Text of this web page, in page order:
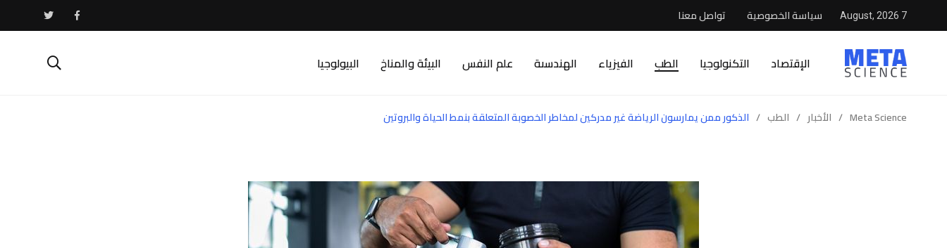
7 August, 2026 سياسة الخصوصية تواصل معنا
الإقتصاد التكنولوجيا الطب الفيزياء الهندسىة علم النفس البيئة والمناخ البيولوجيا
Meta Science
/ الأخبار / الطب / الذكور ممن يمارسون الرياضة غير مدركين لمخاطر الخصوبة المتعلقة بنمط الحياة والبروتين